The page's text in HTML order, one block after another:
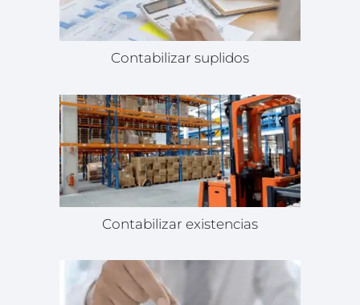
Contabilizar suplidos
Contabilizar existencias